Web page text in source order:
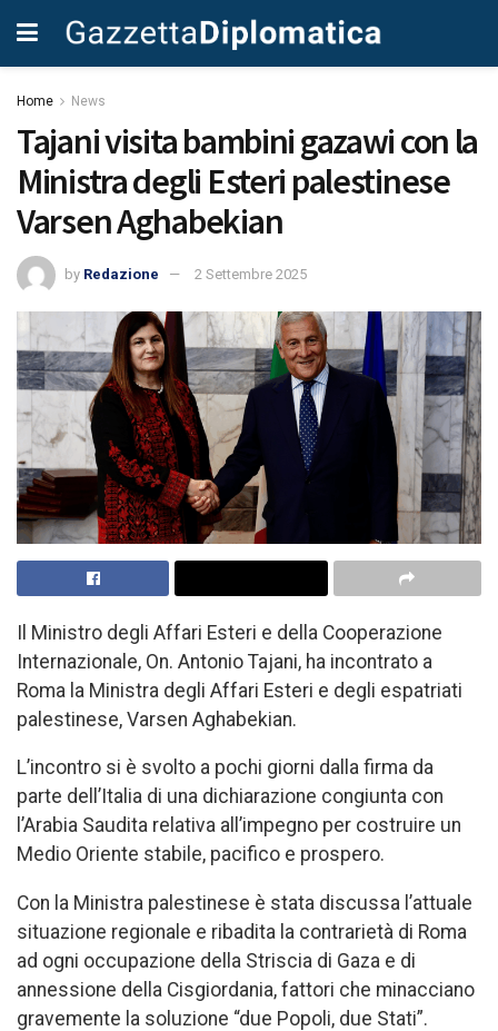
Home News
Tajani visita bambini gazawi con la
Ministra degli Esteri palestinese
Varsen Aghabekian
by Redazione 2 Settembre 2025
Il Ministro degli Affari Esteri e della Cooperazione
Internazionale, On. Antonio Tajani, ha incontrato a
Roma la Ministra degli Affari Esteri e degli espatriati
palestinese, Varsen Aghabekian.
L’incontro si è svolto a pochi giorni dalla firma da
parte dell’Italia di una dichiarazione congiunta con
l’Arabia Saudita relativa all’impegno per costruire un
Medio Oriente stabile, pacifico e prospero.
Con la Ministra palestinese è stata discussa l’attuale
situazione regionale e ribadita la contrarietà di Roma
ad ogni occupazione della Striscia di Gaza e di
annessione della Cisgiordania, fattori che minacciano
gravemente la soluzione “due Popoli, due Stati”.